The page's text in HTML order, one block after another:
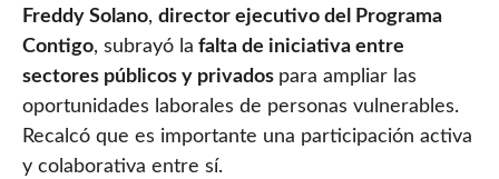
Freddy Solano, director ejecutivo del Programa
Contigo, subrayó la falta de iniciativa entre
sectores públicos y privados para ampliar las
oportunidades laborales de personas vulnerables.
Recalcó que es importante una participación activa
y colaborativa entre sí.